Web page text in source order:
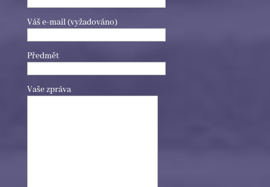
Váš e-mail (vyžadováno)
Předmět
Vaše zpráva